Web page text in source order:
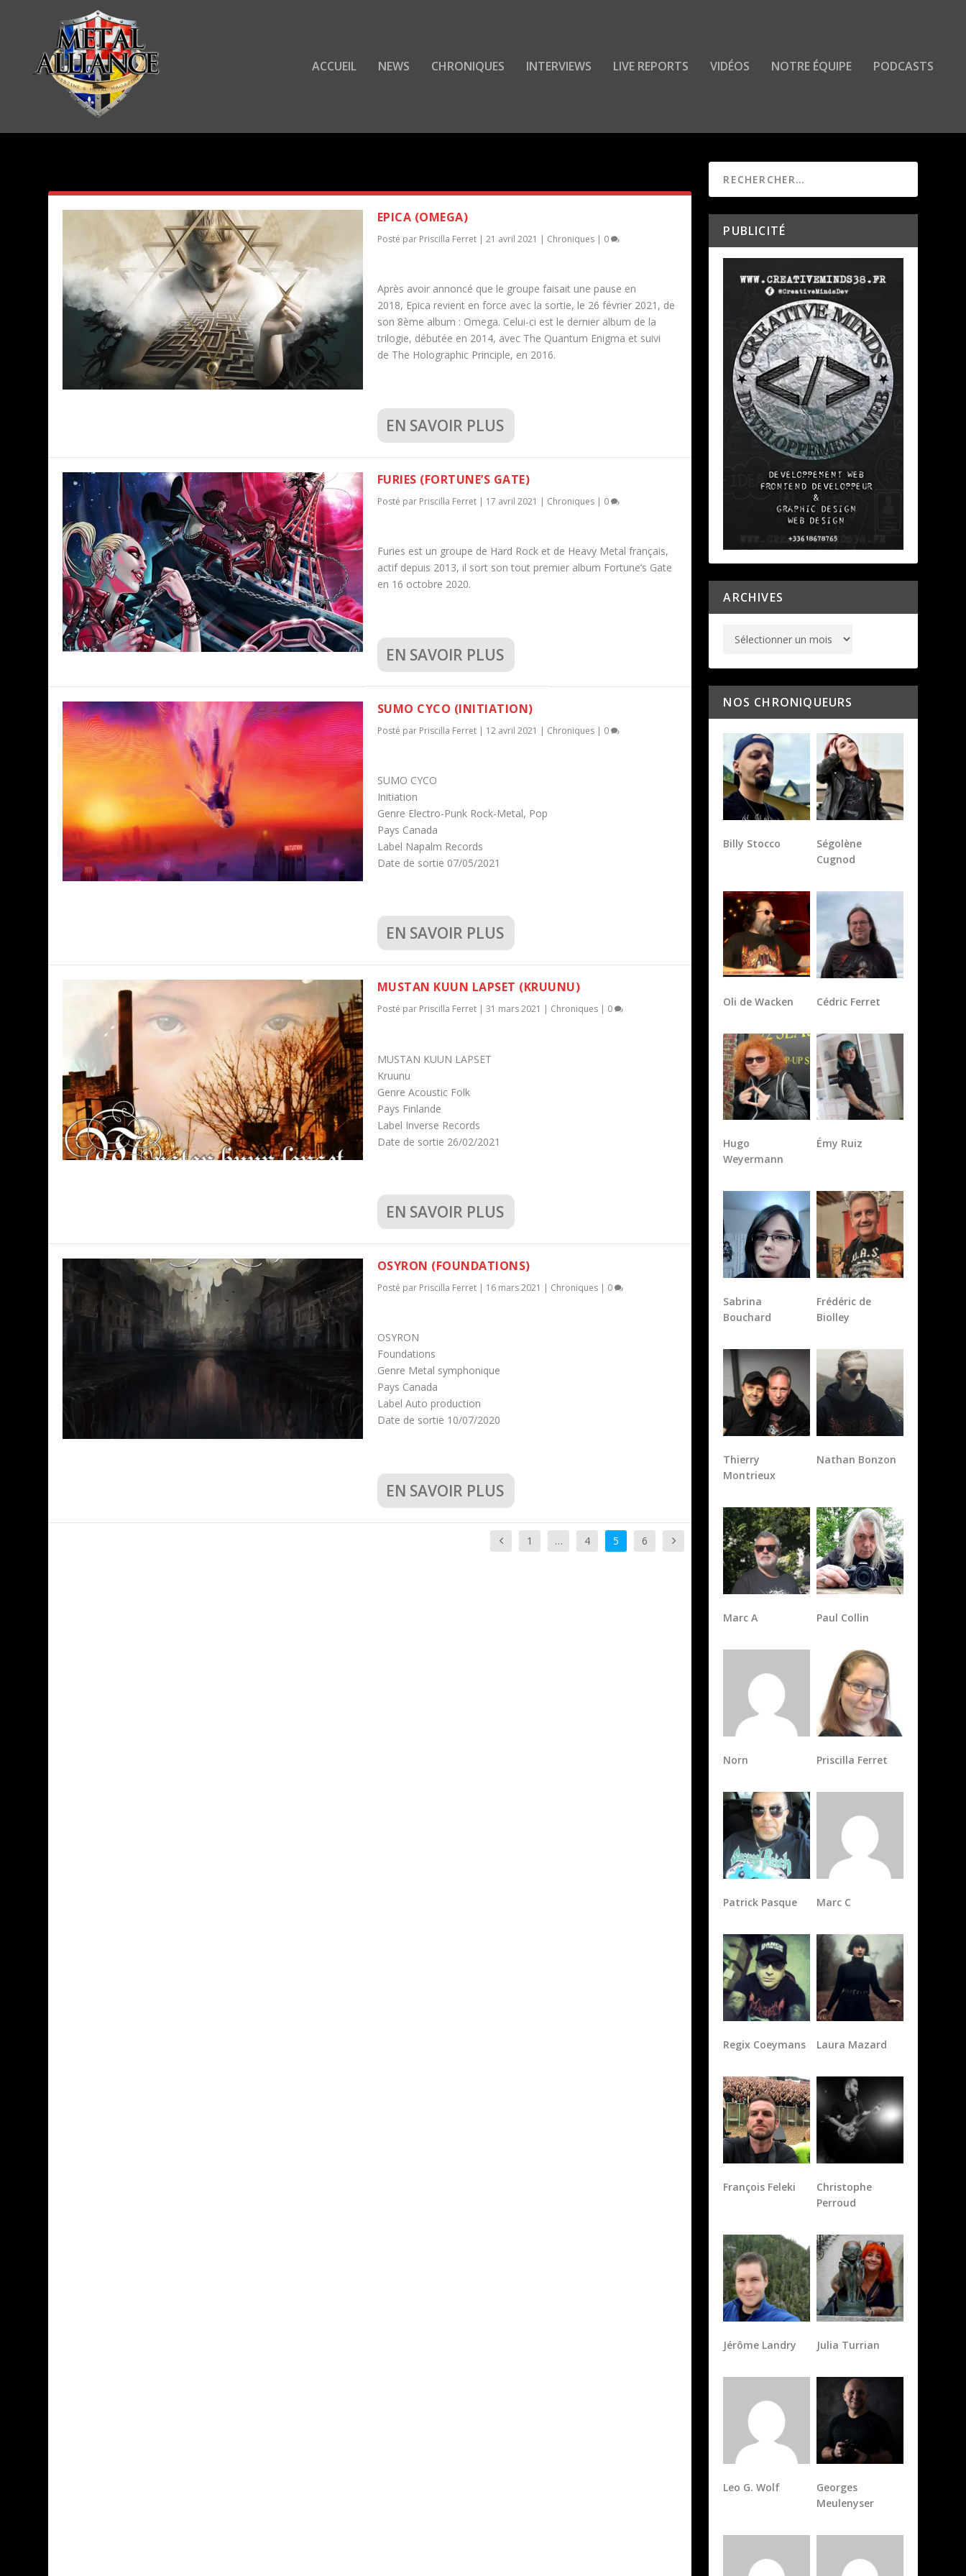
ACCUEIL NEWS CHRONIQUES INTERVIEWS LIVE REPORTS VIDÉOS NOTRE ÉQUIPE PODCASTS
EPICA (OMEGA)
Posté par Priscilla Ferret| 21 avril 2021 | Chroniques| 0
Après avoir annoncé que le groupe faisait une pause en
2018, Epica revient en force avec la sortie, le 26 février 2021, de
son 8ème album : Omega. Celui-ci est le dernier album de la
trilogie, débutée en 2014, avec The Quantum Enigma et suivi
de The Holographic Principle, en 2016.
EN SAVOIR PLUS
FURIES (FORTUNE’S GATE)
Posté par Priscilla Ferret| 17 avril 2021 | Chroniques| 0
Furies est un groupe de Hard Rock et de Heavy Metal français,
actif depuis 2013, il sort son tout premier album Fortune’s Gate
en 16 octobre 2020.
EN SAVOIR PLUS
SUMO CYCO (INITIATION)
Posté par Priscilla Ferret| 12 avril 2021 | Chroniques| 0
SUMO CYCO
Initiation
Genre Electro-Punk Rock-Metal, Pop
Pays Canada
Label Napalm Records
Date de sortie 07/05/2021
EN SAVOIR PLUS
MUSTAN KUUN LAPSET (KRUUNU)
Posté par Priscilla Ferret| 31 mars 2021 | Chroniques| 0
MUSTAN KUUN LAPSET
Kruunu
Genre Acoustic Folk
Pays Finlande
Label Inverse Records
Date de sortie 26/02/2021
EN SAVOIR PLUS
OSYRON (FOUNDATIONS)
Posté par Priscilla Ferret| 16 mars 2021 | Chroniques| 0
OSYRON
Foundations
Genre Metal symphonique
Pays Canada
Label Auto production
Date de sortie 10/07/2020
EN SAVOIR PLUS
1 … 4 5 6
PUBLICITÉ
ARCHIVES
NOS CHRONIQUEURS
Billy Stocco
Ségolène
Cugnod
Oli de Wacken Cédric Ferret
Hugo
Weyermann
Émy Ruiz
Sabrina
Bouchard
Frédéric de
Biolley
Thierry
Montrieux
Nathan Bonzon
Marc A Paul Collin
Norn Priscilla Ferret
Patrick Pasque Marc C
Regix Coeymans Laura Mazard
François Feleki
Christophe
Perroud
Jérôme Landry Julia Turrian
Leo G. Wolf
Georges
Meulenyser